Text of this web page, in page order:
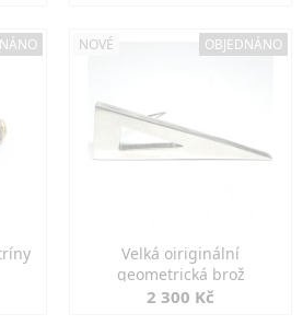
NOVÉ OBJEDNÁNO
Velká oiriginální
geometrická brož
2 300 Kč